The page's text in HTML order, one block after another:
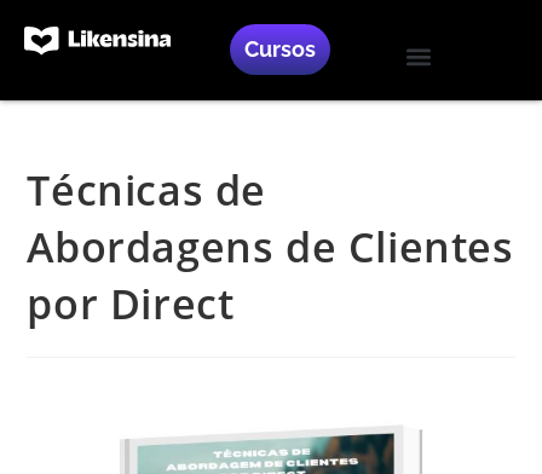
Cursos
Técnicas de
Abordagens de Clientes
por Direct